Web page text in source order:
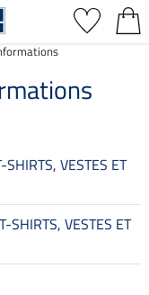
VESTES ET
SHIRTS, VESTES ET